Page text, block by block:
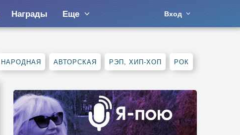
Награды Еще Вход
НАРОДНАЯ АВТОРСКАЯ РЭП, ХИП-ХОП РОК